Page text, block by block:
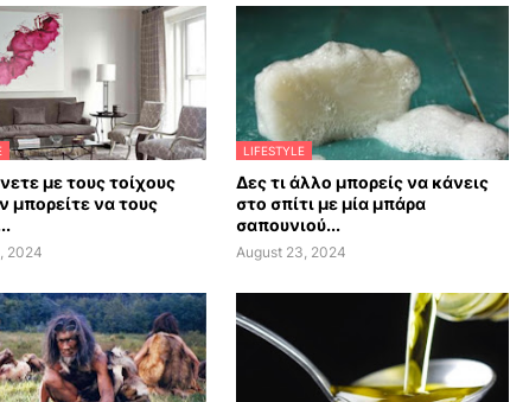
με τους τοίχους
μπορείτε να τους
2024
LIFESTYLE
Δες τι άλλο μπορείς να κάνεις
στο σπίτι με μία μπάρα
σαπουνιού...
August 23, 2024